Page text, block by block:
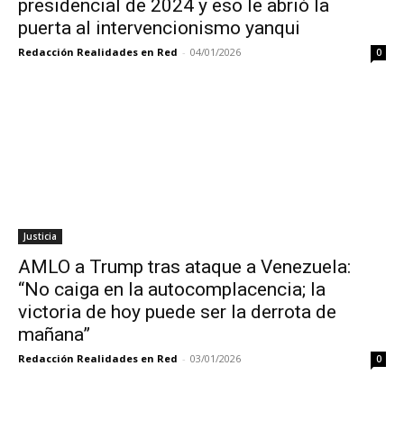
presidencial de 2024 y eso le abrió la
puerta al intervencionismo yanqui
Redacción Realidades en Red - 04/01/2026 0
Justicia
AMLO a Trump tras ataque a Venezuela:
“No caiga en la autocomplacencia; la
victoria de hoy puede ser la derrota de
mañana”
Redacción Realidades en Red - 03/01/2026 0